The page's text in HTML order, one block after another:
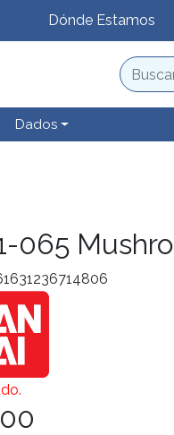
Dónde Estamos
Dados
065